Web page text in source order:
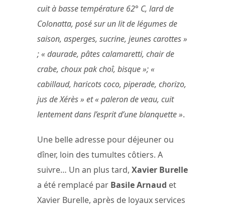
cuit à basse température 62° C, lard de
Colonatta, posé sur un lit de légumes de
saison, asperges, sucrine, jeunes carottes »
; « daurade, pâtes calamaretti, chair de
crabe, choux pak choî, bisque »; «
cabillaud, haricots coco, piperade, chorizo,
jus de Xérès » et « paleron de veau, cuit
lentement dans l’esprit d’une blanquette ».
Une belle adresse pour déjeuner ou
dîner, loin des tumultes côtiers. A
suivre… Un an plus tard, Xavier Burelle
a été remplacé par Basile Arnaud et
Xavier Burelle, après de loyaux services